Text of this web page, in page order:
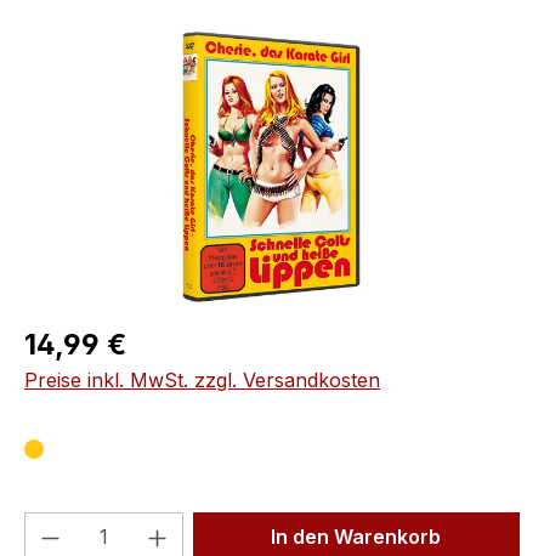
Bildergalerie überspringen
Regulärer Preis:
14,99 €
Preise inkl. MwSt. zzgl. Versandkosten
Produkt Anzahl: Gib denIn den Warenkorb